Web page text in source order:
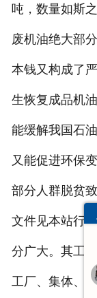
吨，数量如斯
废机油绝大部
本钱又构成了
生恢复成品机
能缓解我国石
又能促进环保
部分人群脱贫
文件见本站行
分广大。其工
工厂、集体、